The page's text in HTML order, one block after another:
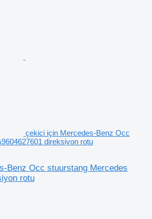
çekici için Mercedes-Benz Occ
direksiyon rotu
Benz Occ stuurstang Mercedes
rotu